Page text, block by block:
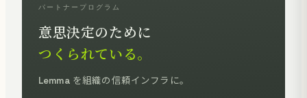
パートナープログラム
意思決定のために
つくられている。
Lemma を組織の信頼インフラに。